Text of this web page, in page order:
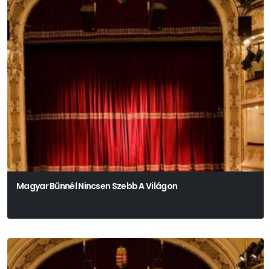
Magyar Bűnnél Nincsen Szebb A Világon